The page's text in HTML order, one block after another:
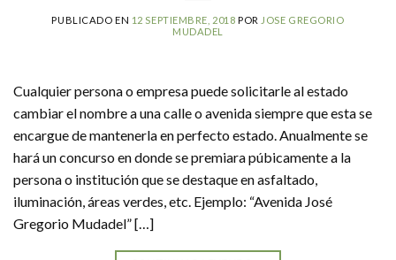
PUBLICADO EN 12 SEPTIEMBRE, 2018 POR JOSE GREGORIO
MUDADEL
Cualquier persona o empresa puede solicitarle al estado
cambiar el nombre a una calle o avenida siempre que esta se
encargue de mantenerla en perfecto estado. Anualmente se
hará un concurso en donde se premiara púbicamente a la
persona o institución que se destaque en asfaltado,
iluminación, áreas verdes, etc. Ejemplo: “Avenida José
Gregorio Mudadel” […]